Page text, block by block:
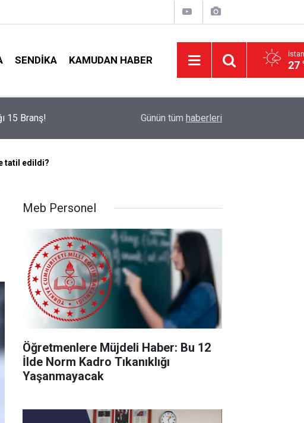
SENDIKA KAMUDAN HABER 27
İlçe Milli Eğitim Müdürü Ataması Yapıldı
Günün tüm haberleri
tatil edildi?
Meb Personel
Öğretmenlere Müjdeli Haber: Bu 12
İlde Norm Kadro Tıkanıklığı
Yaşanmayacak